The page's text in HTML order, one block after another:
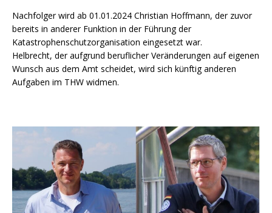
Nachfolger wird ab 01.01.2024 Christian Hoffmann, der zuvor
bereits in anderer Funktion in der Führung der
Katastrophenschutzorganisation eingesetzt war.
Helbrecht, der aufgrund beruflicher Veränderungen auf eigenen
Wunsch aus dem Amt scheidet, wird sich künftig anderen
Aufgaben im THW widmen.